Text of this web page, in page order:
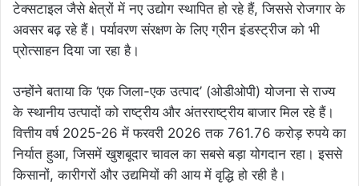
टेक्सटाइल जैसे क्षेत्रों में नए उद्योग स्थापित हो रहे हैं, जिससे रोजगार के
अवसर बढ़ रहे हैं। पर्यावरण संरक्षण के लिए ग्रीन इंडस्ट्रीज को भी
प्रोत्साहन दिया जा रहा है।
उन्होंने बताया कि ‘एक जिला-एक उत्पाद’ (ओडीओपी) योजना से राज्य
के स्थानीय उत्पादों को राष्ट्रीय और अंतरराष्ट्रीय बाजार मिल रहे हैं।
वित्तीय वर्ष 2025-26 में फरवरी 2026 तक 761.76 करोड़ रुपये का
निर्यात हुआ, जिसमें खुशबूदार चावल का सबसे बड़ा योगदान रहा। इससे
किसानों, कारीगरों और उद्यमियों की आय में वृद्धि हो रही है।